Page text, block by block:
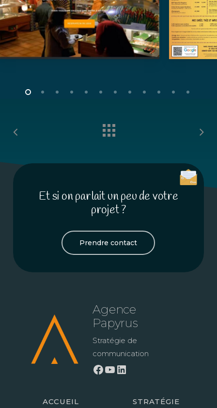
Et si on parlait un peu de votre
projet ?
Prendre contact
Agence
Papyrus
Stratégie de
communication
Facebook YouTube
ACCUEIL STRATÉGIE